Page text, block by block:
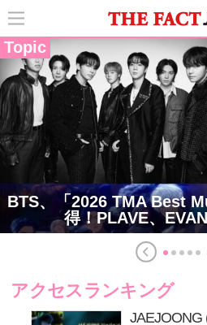
Topic
BTS、「2026 TMA Best
得！PLAVE、
アクセスランキング
JAEJOONG